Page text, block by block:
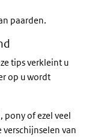
paarden.
tips verkleint u
op u wordt
pony of ezel veel
van